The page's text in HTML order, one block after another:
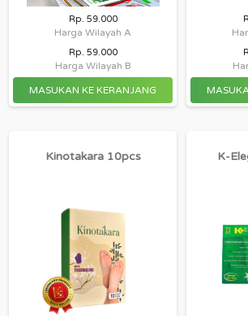
Rp. 59.000
Harga Wilayah A
Rp. 59.000
Harga Wilayah B
Kinotakara 10pcs K-